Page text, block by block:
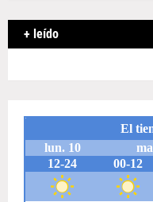
+ leído